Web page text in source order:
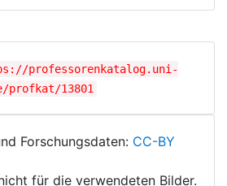
professorenkatalog.uni-
profkat/13801
Forschungsdaten: CC-BY
für die verwendeten Bilder.